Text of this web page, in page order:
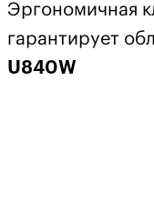
Эргономичная
гарантирует
U840W